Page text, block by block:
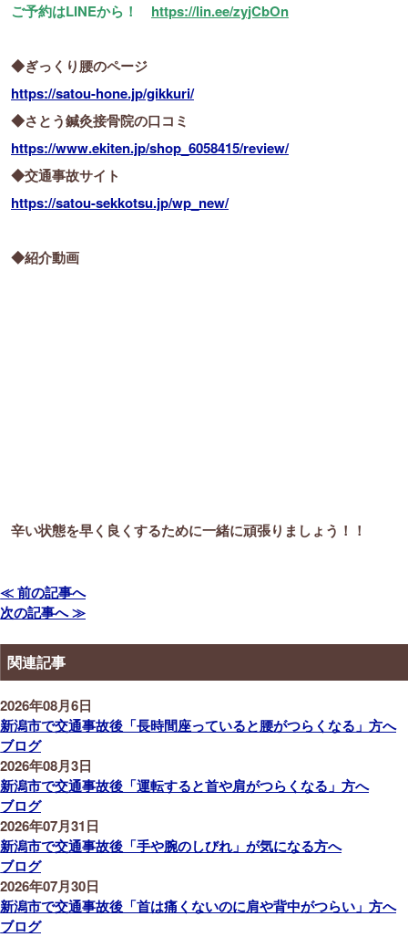
ご予約はLINEから！ https://lin.ee/zyjCbOn
◆ぎっくり腰のページ
https://satou-hone.jp/gikkuri/
◆さとう鍼灸接骨院の口コミ
https://www.ekiten.jp/shop_6058415/review/
◆交通事故サイト
https://satou-sekkotsu.jp/wp_new/
◆紹介動画
辛い状態を早く良くするために一緒に頑張りましょう！！
≪ 前の記事へ
次の記事へ ≫
関連記事
2026年08月6日
新潟市で交通事故後「長時間座っていると腰がつらくなる」方へ
ブログ
2026年08月3日
新潟市で交通事故後「運転すると首や肩がつらくなる」方へ
ブログ
2026年07月31日
新潟市で交通事故後「手や腕のしびれ」が気になる方へ
ブログ
2026年07月30日
新潟市で交通事故後「首は痛くないのに肩や背中がつらい」方へ
ブログ